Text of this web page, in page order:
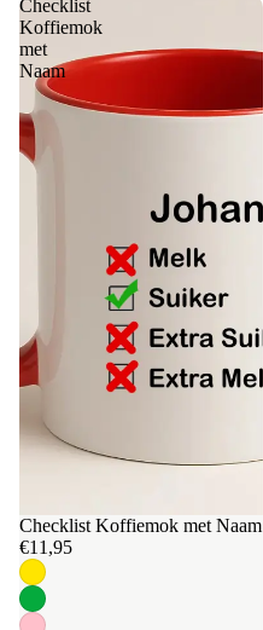
Checklist
Koffiemok
met
Naam
Checklist Koffiemok met Naam
€11,95